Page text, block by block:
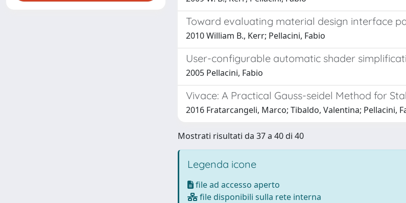
Toward evaluating material design interface
2010 William B., Kerr; Pellacini, Fabio
User-configurable automatic shader
2005 Pellacini, Fabio
Vivace: A Practical Gauss-seidel Method for
2016 Fratarcangeli, Marco; Tibaldo, Valentina; Pellacini,
Mostrati risultati da 37 a 40 di 40
Legenda icone
file ad accesso aperto
file disponibili sulla rete interna